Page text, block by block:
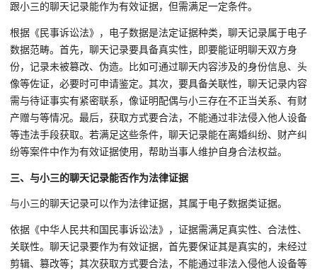
跟小三的聊天记录能作为有效证据，但需满足一定条件。
根据《民事诉讼法》，电子数据是法定证据种类，聊天记录属于电子
数据范畴。首先，聊天记录要具备真实性，即要能证明聊天双方身
份，记录未被篡改、伪造。比如可通过聊天内容涉及的身份信息、头
像等佐证，必要时可申请鉴定。其次，要具备关联性，聊天记录内容
需与待证事实有紧密联系，像证明配偶与小三存在不正当关系、有财
产赠与等情况。最后，获取方式要合法，不能通过非法侵入他人设备
等违法手段获取。若满足这些条件，聊天记录能在离婚纠纷、财产纠
纷等案件中作为有效证据使用，帮助当事人维护自身合法权益。
三、与小三的聊天记录能否作为法律证据
与小三的聊天记录可以作为法律证据，其属于电子数据类证据。
依据《中华人民共和国民事诉讼法》，证据需满足真实性、合法性、
关联性。聊天记录要作为有效证据，首先要保证其是真实的，未经过
剪辑、篡改等；其次获取方式要合法，不能通过非法入侵他人设备等